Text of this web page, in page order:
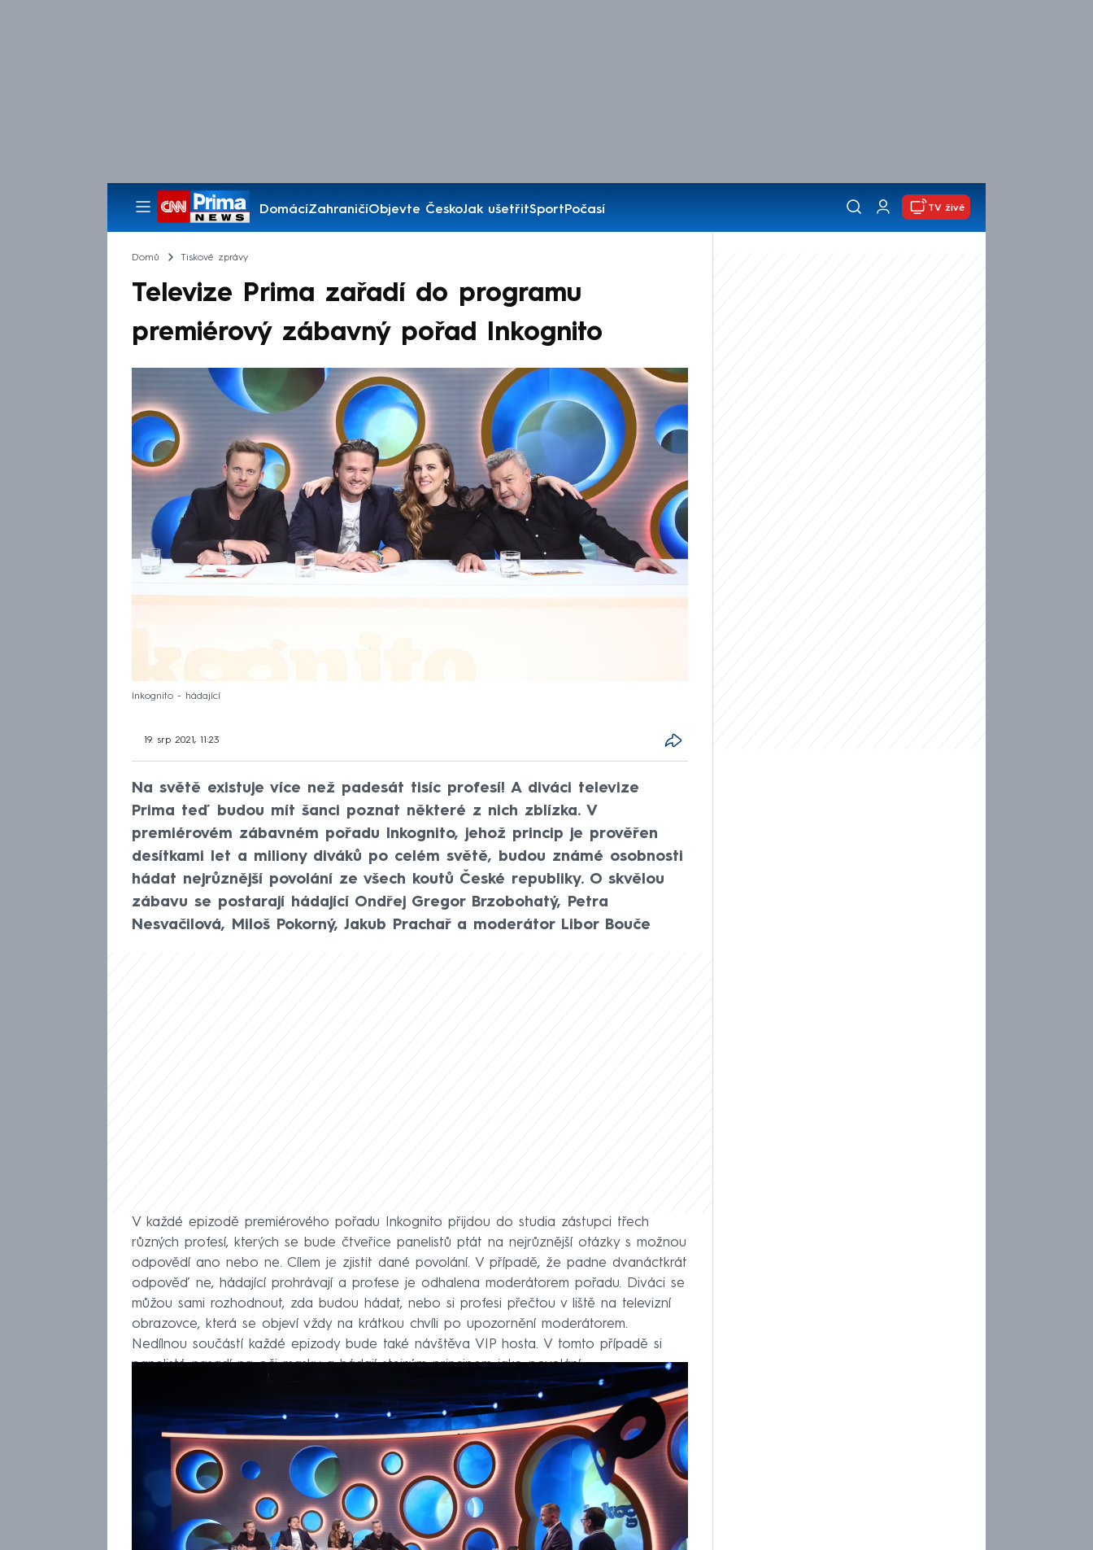
DomácíZahraničíObjevte ČeskoJak ušetřitSportPočasí
Pořady
TV živě
Domů Tiskové zprávy
Televize Prima zařadí do programu
premiérový zábavný pořad Inkognito
Inkognito - hádající
19. srp 2021, 11:23
Na světě existuje více než padesát tisíc profesí! A diváci televize
Prima teď budou mít šanci poznat některé z nich zblízka. V
premiérovém zábavném pořadu Inkognito, jehož princip je prověřen
desítkami let a miliony diváků po celém světě, budou známé osobnosti
hádat nejrůznější povolání ze všech koutů České republiky. O skvělou
zábavu se postarají hádající Ondřej Gregor Brzobohatý, Petra
Nesvačilová, Miloš Pokorný, Jakub Prachař a moderátor Libor Bouče
V každé epizodě premiérového pořadu Inkognito přijdou do studia zástupci třech
různých profesí, kterých se bude čtveřice panelistů ptát na nejrůznější otázky s možnou
odpovědí ano nebo ne. Cílem je zjistit dané povolání. V případě, že padne dvanáctkrát
odpověď ne, hádající prohrávají a profese je odhalena moderátorem pořadu. Diváci se
můžou sami rozhodnout, zda budou hádat, nebo si profesi přečtou v liště na televizní
obrazovce, která se objeví vždy na krátkou chvíli po upozornění moderátorem.
Nedílnou součástí každé epizody bude také návštěva VIP hosta. V tomto případě si
panelisté nasadí na oči masky a hádají stejným principem jako povolání.